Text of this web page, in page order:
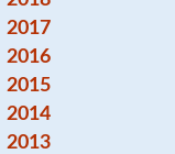
2017
2016
2015
2014
2013